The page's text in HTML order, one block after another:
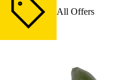
All Offers